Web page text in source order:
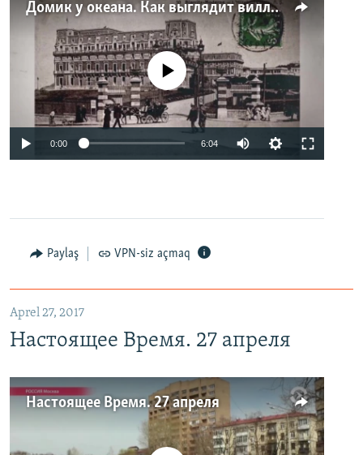
Домик у океана. Как выглядит вилла для Людмилы Путиной – репортаж с юга Франции
No media source currently available
0:00 6:04
Paylaş VPN-siz açmaq
Aprel 27, 2017
Настоящее Время. 27 апреля
Настоящее Время. 27 апреля